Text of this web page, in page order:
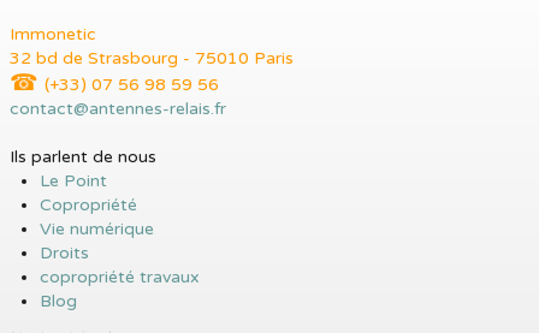
Immonetic
32 bd de Strasbourg - 75010 Paris
☎ (+33) 07 56 98 59 56
contact@antennes-relais.fr
Ils parlent de nous
Le Point
Copropriété
Vie numérique
Droits
copropriété travaux
Blog